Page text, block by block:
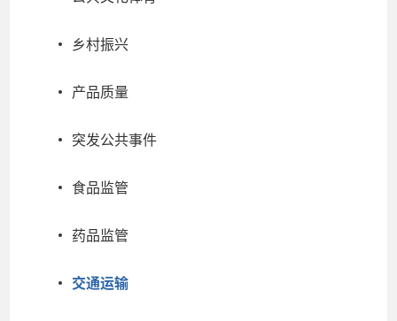
乡村振兴
产品质量
突发公共事件
食品监管
药品监管
交通运输